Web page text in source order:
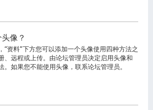
像？
“资料”下方您可以添加一个头像使用四种方法之
、远程或上传。由论坛管理员决定启用头像和
。如果您不能使用头像，联系论坛管理员。